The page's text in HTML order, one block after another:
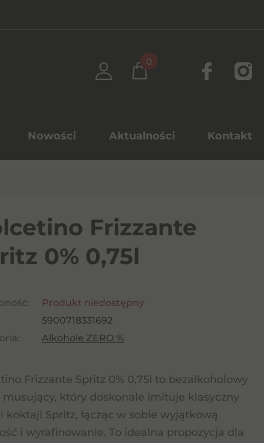
0
Nowości Aktualności Kontakt
Frizzante
0% 0,75l
Produkt niedostępny
5900718331692
Alkohole ZERO %
Frizzante Spritz 0% 0,75l to bezalkoholowy
musujący, który doskonale imituje klasyczny
koktajl Spritz, łącząc w sobie wyjątkową
i wyrafinowanie. To idealna propozycja dla